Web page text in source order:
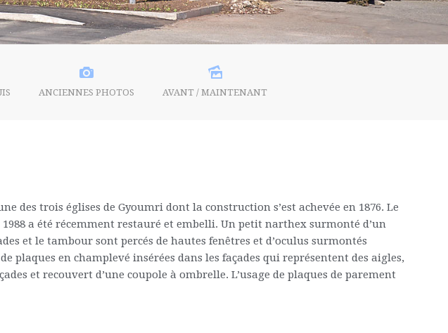
ANCIENNES PHOTOS AVANT / MAINTENANT
des trois églises de Gyoumri dont la construction s’est achevée en 1876. Le
a été récemment restauré et embelli. Un petit narthex surmonté d’un
et le tambour sont percés de hautes fenêtres et d’oculus surmontés
plaques en champlevé insérées dans les façades qui représentent des aigles,
et recouvert d’une coupole à ombrelle. L’usage de plaques de parement